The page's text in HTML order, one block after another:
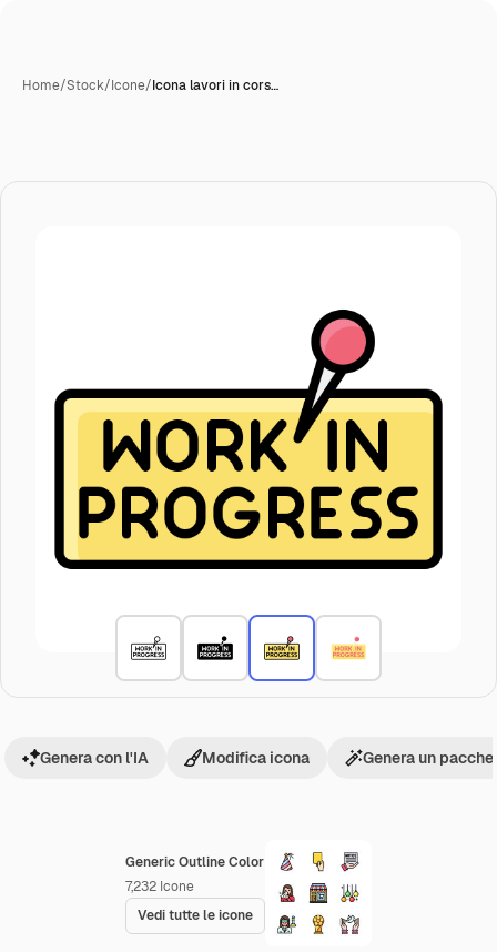
Home/Stock/Icone/Icona lavori in cors…
Generic Outline Color
7,232 Icone
Vedi tutte le icone
Genera con l'IA Modifica icona Genera un